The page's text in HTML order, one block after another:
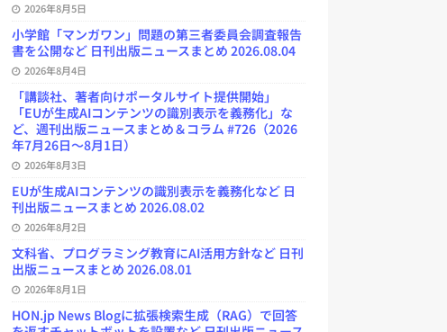
2026年8月5日
小学館「マンガワン」問題の第三者委員会調査報告
書を公開など 日刊出版ニュースまとめ 2026.08.04
2026年8月4日
「講談社、著者向けポータルサイト提供開始」
「EUが生成AIコンテンツの識別表示を義務化」な
ど、週刊出版ニュースまとめ＆コラム #726（2026
年7月26日～8月1日）
2026年8月3日
EUが生成AIコンテンツの識別表示を義務化など 日
刊出版ニュースまとめ 2026.08.02
2026年8月2日
文科省、プログラミング教育にAI活用方針など 日刊
出版ニュースまとめ 2026.08.01
2026年8月1日
HON.jp News Blogに拡張検索生成（RAG）で回答